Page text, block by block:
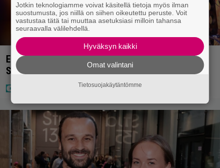
Eurojackpotissa poksahti 32,7 miljoonaa, ja tänne
Suomen isoin voitto meni
Jotkin teknologiamme voivat käsitellä tietoja myös ilman
suostumusta, jos niillä on siihen oikeutettu peruste. Voit
vastustaa tätä tai muuttaa asetuksiasi milloin tahansa
seuraavalla välilehdellä.
Hyväksyn kaikki
Omat valintani
Tietosuojakäytäntömme